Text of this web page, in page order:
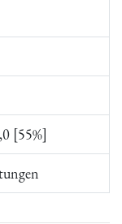
[55%]